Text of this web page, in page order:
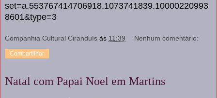
set=a.553767414706918.1073741839.10000220993
8601&type=3
Companhia Cultural Ciranduís às 11:39 Nenhum comentário:
Compartilhar
Natal com Papai Noel em Martins